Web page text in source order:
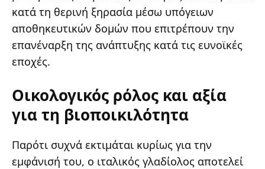
κατά τη θερινή ξηρασία μέσω υπόγειων
αποθηκευτικών δομών που επιτρέπουν την
επανέναρξη της ανάπτυξης κατά τις ευνοϊκές
εποχές.
Οικολογικός ρόλος και αξία
για τη βιοποικιλότητα
Παρότι συχνά εκτιμάται κυρίως για την
εμφάνισή του, ο ιταλικός γλαδίολος αποτελεί